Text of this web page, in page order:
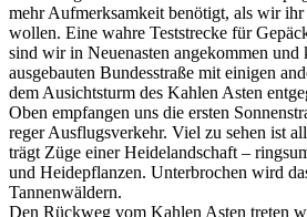
mehr Aufmerksamkeit benötigt, als wir
wollen. Eine wahre Teststrecke für
sind wir in Neuenasten angekommen
ausgebauten Bundesstraße mit einigen
dem Ausichtsturm des Kahlen Asten
Oben empfangen uns die ersten
reger Ausflugsverkehr. Viel zu sehen ist
trägt Züge einer Heidelandschaft –
und Heidepflanzen. Unterbrochen wird
Tannenwäldern.
Den Rückweg vom Kahlen Asten treten